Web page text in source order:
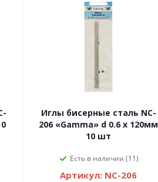
Иглы бисерные сталь NC-
206 «Gamma» d 0.6 х 120мм
10 шт
Есть в наличии (11)
Артикул: NC-206